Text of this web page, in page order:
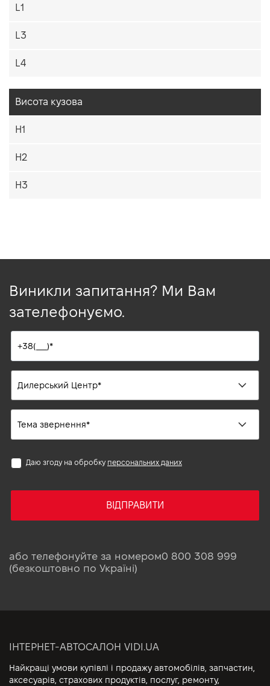
L1
L3
L4
Висота кузова
H1
H2
H3
Виникли запитання? Ми Вам
зателефонуємо.
Даю згоду на обробку персональних даних
ВІДПРАВИТИ
або телефонуйте за номером0 800 308 999
(безкоштовно по Україні)
ІНТЕРНЕТ-АВТОСАЛОН VIDI.UA
Найкращі умови купівлі і продажу автомобілів, запчастин,
аксесуарів, страхових продуктів, послуг, ремонту,